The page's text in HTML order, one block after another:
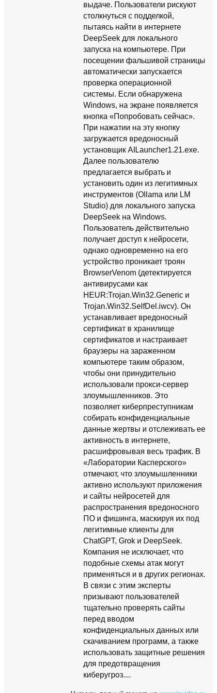
выдаче. Пользователи рискуют
столкнуться с подделкой,
пытаясь найти в интернете
DeepSeek для локального
запуска на компьютере. При
посещении фальшивой страницы
автоматически запускается
проверка операционной
системы. Если обнаружена
Windows, на экране появляется
кнопка «Попробовать сейчас».
При нажатии на эту кнопку
загружается вредоносный
установщик AILauncher1.21.exe.
Далее пользователю
предлагается выбрать и
установить один из легитимных
инструментов (Ollama или LM
Studio) для локального запуска
DeepSeek на Windows.
Пользователь действительно
получает доступ к нейросети,
однако одновременно на его
устройство проникает троян
BrowserVenom (детектируется
антивирусами как
HEUR:Trojan.Win32.Generic и
Trojan.Win32.SelfDel.iwcv). Он
устанавливает вредоносный
сертификат в хранилище
сертификатов и настраивает
браузеры на зараженном
компьютере таким образом,
чтобы они принудительно
использовали прокси-сервер
злоумышленников. Это
позволяет киберпреступникам
собирать конфиденциальные
данные жертвы и отслеживать ее
активность в интернете,
расшифровывая весь трафик. В
«Лаборатории Касперского»
отмечают, что злоумышленники
активно используют приложения
и сайты нейросетей для
распространения вредоносного
ПО и фишинга, маскируя их под
легитимные клиенты для
ChatGPT, Grok и DeepSeek.
Компания не исключает, что
подобные схемы атак могут
применяться и в других регионах.
В связи с этим эксперты
призывают пользователей
тщательно проверять сайты
перед вводом
конфиденциальных данных или
скачиванием программ, а также
использовать защитные решения
для предотвращения
киберугроз....